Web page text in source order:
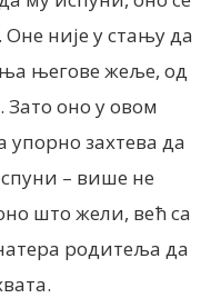
није у стању да
његове жеље, од
оно у овом
захтева да
– више не
што жели, већ са
родитеља да